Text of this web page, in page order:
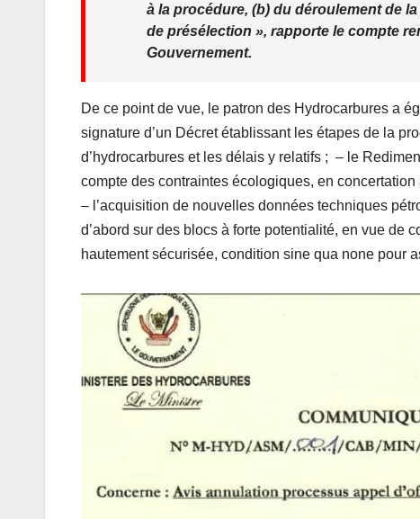
à la procédure, (b) du déroulement de
de présélection », rapporte le compte
Gouvernement.
De ce point de vue, le patron des Hydrocarbures a
signature d’un Décret établissant les étapes de la
d’hydrocarbures et les délais y relatifs ; – le
compte des contraintes écologiques, en
– l’acquisition de nouvelles données techniques
d’abord sur des blocs à forte potentialité, en vue de
hautement sécurisée, condition sine qua none pour